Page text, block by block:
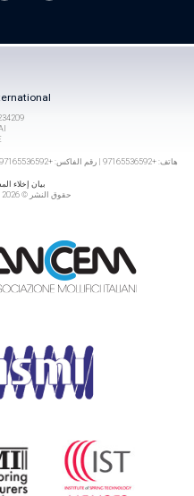
هاتف: +97165536592 | رقم الفاكس: +97165536592 |
بيان إخلاء
حقوق النشر © 2026 Alloy Wire International